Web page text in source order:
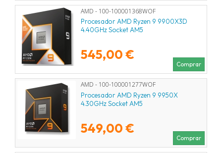
AMD - 100-100001368WOF
Procesador AMD Ryzen 9 9900X3D
4.40GHz Socket AM5
545,00 €
Comprar
AMD - 100-100001277WOF
Procesador AMD Ryzen 9 9950X
4.30GHz Socket AM5
549,00 €
Comprar